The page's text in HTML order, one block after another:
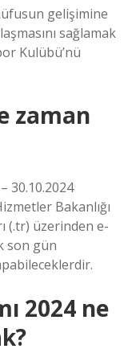
gelişimine
sağlamak
Kulübü’nü
zaman
30.10.2024
Bakanlığı
(.tr) üzerinden e-
son gün
2024 ne